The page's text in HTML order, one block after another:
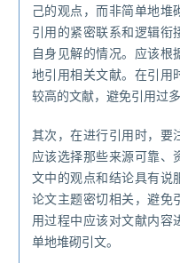
己的观点，而非简单地堆
引用的紧密联系和逻辑衔
自身见解的情况。应该
地引用相关文献。在引用
较高的文献，避免引用过
其次，在进行引用时，要
应该选择那些来源可靠、
文中的观点和结论具有说
论文主题密切相关，避免
用过程中应该对文献内容
单地堆砌引文。